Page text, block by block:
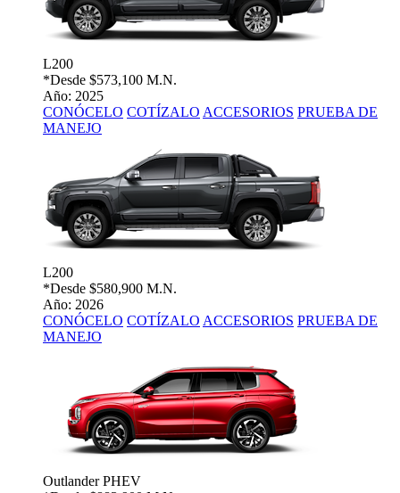
L200
*Desde $573,100 M.N.
Año: 2025
CONÓCELO COTÍZALO ACCESORIOS PRUEBA DE
MANEJO
L200
*Desde $580,900 M.N.
Año: 2026
CONÓCELO COTÍZALO ACCESORIOS PRUEBA DE
MANEJO
Outlander PHEV